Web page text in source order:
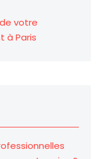
votre
à Paris